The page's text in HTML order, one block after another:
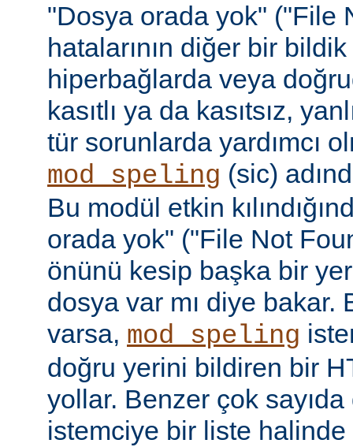
"Dosya orada yok" ("File
hatalarının diğer bir
hiperbağlarda veya
kasıtlı ya da kasıtsız,
tür sorunlarda yardımcı
mod_speling (sic)
Bu modül etkin
orada yok" ("File Not
önünü kesip başka bir
dosya var mı diye bakar.
varsa, mod_speling
doğru yerini bildiren bir
yollar. Benzer çok
istemciye bir liste halinde